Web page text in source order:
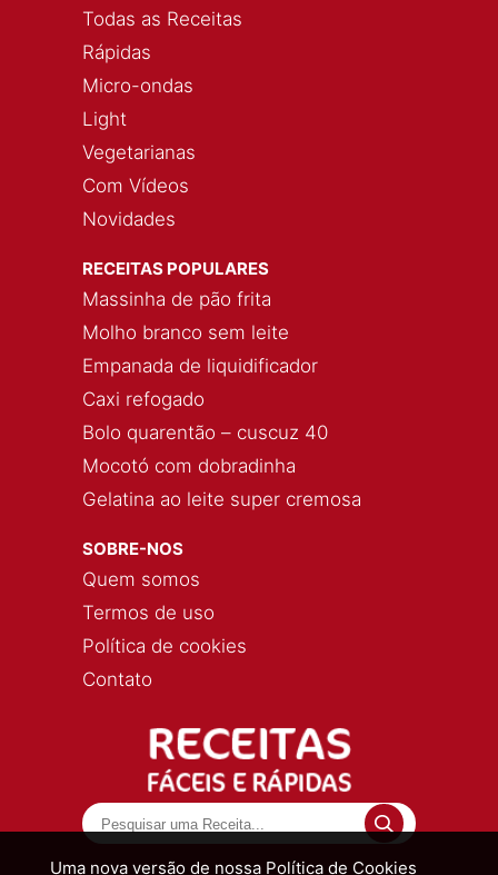
Uma nova versão de nossa Política de Cookies
Todas as Receitas
Rápidas
Micro-ondas
Light
Vegetarianas
Com Vídeos
Novidades
RECEITAS POPULARES
Massinha de pão frita
Molho branco sem leite
Empanada de liquidificador
Caxi refogado
Bolo quarentão – cuscuz 40
Mocotó com dobradinha
Gelatina ao leite super cremosa
SOBRE-NOS
Quem somos
Termos de uso
Política de cookies
Contato